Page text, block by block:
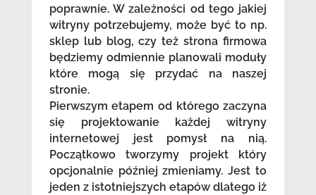
poprawnie. W zależności od tego jakiej
witryny potrzebujemy, może być to np.
sklep lub blog, czy też strona firmowa
będziemy odmiennie planowali moduły
które mogą się przydać na naszej
stronie.
Pierwszym etapem od którego zaczyna
się projektowanie każdej witryny
internetowej jest pomysł na nią.
Początkowo tworzymy projekt który
opcjonalnie później zmieniamy. Jest to
jeden z istotniejszych etapów dlatego iż